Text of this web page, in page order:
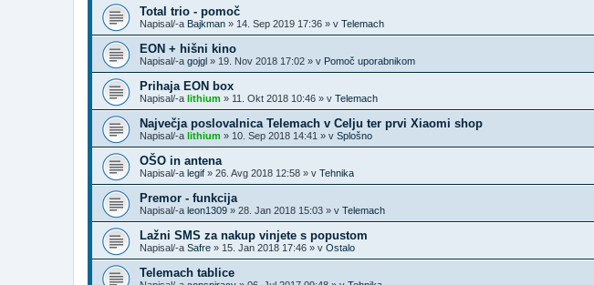
Total trio - pomoč
Napisal/-a Bajkman » 14. Sep 2019 17:36 » v Telemach
EON + hišni kino
Napisal/-a gojgl » 19. Nov 2018 17:02 » v Pomoč uporabnikom
Prihaja EON box
Napisal/-a lithium » 11. Okt 2018 10:46 » v Telemach
Največja poslovalnica Telemach v Celju ter prvi Xiaomi shop
Napisal/-a lithium » 10. Sep 2018 14:41 » v Splošno
OŠO in antena
Napisal/-a legif » 26. Avg 2018 12:58 » v Tehnika
Premor - funkcija
Napisal/-a leon1309 » 28. Jan 2018 15:03 » v Telemach
Lažni SMS za nakup vinjete s popustom
Napisal/-a Safre » 15. Jan 2018 17:46 » v Ostalo
Telemach tablice